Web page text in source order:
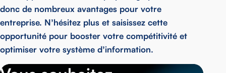
donc de nombreux avantages pour votre
entreprise. N’hésitez plus et saisissez cette
opportunité pour booster votre compétitivité et
optimiser votre système d’information.